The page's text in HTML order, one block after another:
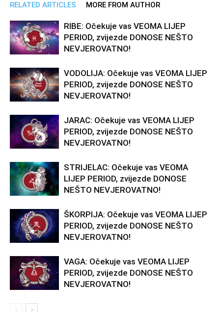
RELATED ARTICLES MORE FROM AUTHOR
RIBE: Očekuje vas VEOMA LIJEP
PERIOD, zvijezde DONOSE NEŠTO
NEVJEROVATNO!
VODOLIJA: Očekuje vas VEOMA LIJEP
PERIOD, zvijezde DONOSE NEŠTO
NEVJEROVATNO!
JARAC: Očekuje vas VEOMA LIJEP
PERIOD, zvijezde DONOSE NEŠTO
NEVJEROVATNO!
STRIJELAC: Očekuje vas VEOMA
LIJEP PERIOD, zvijezde DONOSE
NEŠTO NEVJEROVATNO!
ŠKORPIJA: Očekuje vas VEOMA LIJEP
PERIOD, zvijezde DONOSE NEŠTO
NEVJEROVATNO!
VAGA: Očekuje vas VEOMA LIJEP
PERIOD, zvijezde DONOSE NEŠTO
NEVJEROVATNO!